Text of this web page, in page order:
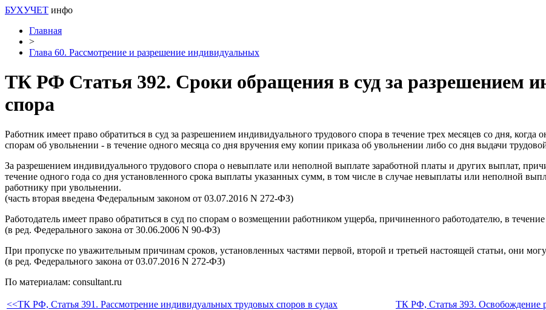
БУХУЧЕТ инфо
Главная
>
Глава 60. Рассмотрение и разрешение индивидуальных
ТК РФ Статья 392. Сроки обращения в суд за разрешением
спора
Работник имеет право обратиться в суд за разрешением индивидуального трудового спора в течение трех месяцев со дня,
спорам об увольнении - в течение одного месяца со дня вручения ему копии приказа об увольнении либо со дня выдачи
За разрешением индивидуального трудового спора о невыплате или неполной выплате заработной платы и других выплат,
течение одного года со дня установленного срока выплаты указанных сумм, в том числе в случае невыплаты или неполной
работнику при увольнении.
(часть вторая введена Федеральным законом от 03.07.2016 N 272-ФЗ)
Работодатель имеет право обратиться в суд по спорам о возмещении работником ущерба, причиненного работодателю, в
(в ред. Федерального закона от 30.06.2006 N 90-ФЗ)
При пропуске по уважительным причинам сроков, установленных частями первой, второй и третьей настоящей статьи, они
(в ред. Федерального закона от 03.07.2016 N 272-ФЗ)
По материалам: consultant.ru
<<ТК РФ, Статья 391. Рассмотрение индивидуальных трудовых споров в судах
ТК РФ, Статья 393. Освобождение